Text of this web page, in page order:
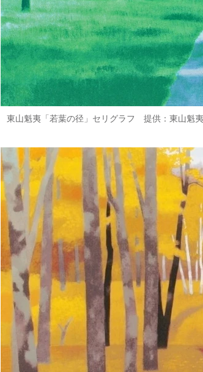
東山魁夷「若葉の径」セリグラフ 提供：東山魁